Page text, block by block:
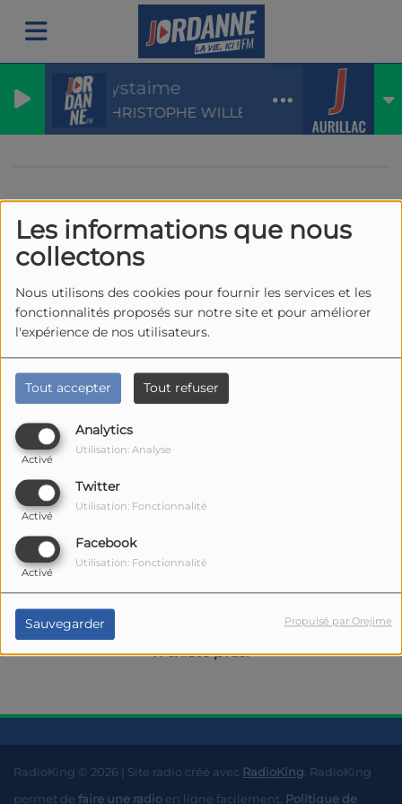
Les informations que nous
collectons
Nous utilisons des cookies pour fournir les services et les
fonctionnalités proposés sur notre site et pour améliorer
l'expérience de nos utilisateurs.
Tout accepter Tout refuser
Analytics
Activé
Utilisation: Analyse
Twitter
Activé
Utilisation: Fonctionnalité
Facebook
Activé
Utilisation: Fonctionnalité
Sauvegarder Propulsé par Orejime
Systaime
CHRISTOPHE WILLEM
Oups, vous avez
rencontré une erreur.
Il semble que la page que vous recherchez
n’existe plus.
RadioKing © 2026 | Site radio créé avec RadioKing . RadioKing
permet de faire une radio en ligne facilement. Politique de